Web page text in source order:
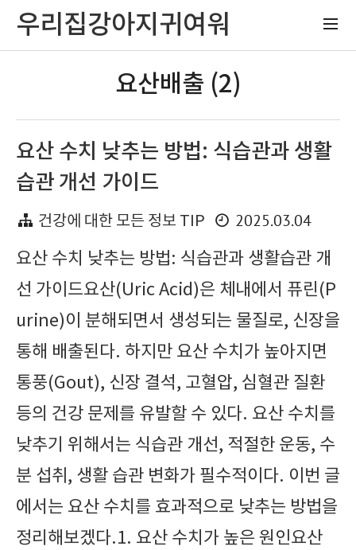
우리집강아지귀여워
요산배출 (2)
요산 수치 낮추는 방법: 식습관과 생활
습관 개선 가이드
건강에 대한 모든 정보 TIP
2025.03.04
요산 수치 낮추는 방법: 식습관과 생활습관 개
선 가이드요산(Uric Acid)은 체내에서 퓨린(P
urine)이 분해되면서 생성되는 물질로, 신장을
통해 배출된다. 하지만 요산 수치가 높아지면
통풍(Gout), 신장 결석, 고혈압, 심혈관 질환
등의 건강 문제를 유발할 수 있다. 요산 수치를
낮추기 위해서는 식습관 개선, 적절한 운동, 수
분 섭취, 생활 습관 변화가 필수적이다. 이번 글
에서는 요산 수치를 효과적으로 낮추는 방법을
정리해보겠다.1. 요산 수치가 높은 원인요산